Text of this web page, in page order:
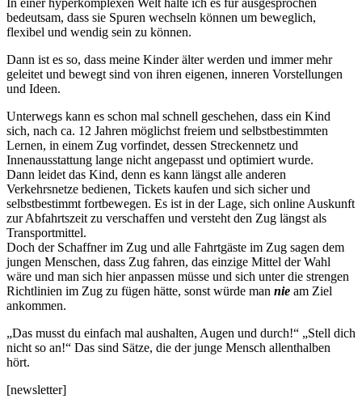
bedeutsam, dass sie Spuren wechseln können um beweglich,
flexibel und wendig sein zu können.
Dann ist es so, dass meine Kinder älter werden und immer mehr
geleitet und bewegt sind von ihren eigenen, inneren Vorstellungen
und Ideen.
Unterwegs kann es schon mal schnell geschehen, dass ein Kind
sich, nach ca. 12 Jahren möglichst freiem und selbstbestimmten
Lernen, in einem Zug vorfindet, dessen Streckennetz und
Innenausstattung lange nicht angepasst und optimiert wurde.
Dann leidet das Kind, denn es kann längst alle anderen
Verkehrsnetze bedienen, Tickets kaufen und sich sicher und
selbstbestimmt fortbewegen. Es ist in der Lage, sich online Auskunft
zur Abfahrtszeit zu verschaffen und versteht den Zug längst als
Transportmittel.
Doch der Schaffner im Zug und alle Fahrtgäste im Zug sagen dem
jungen Menschen, dass Zug fahren, das einzige Mittel der Wahl
wäre und man sich hier anpassen müsse und sich unter die strengen
Richtlinien im Zug zu fügen hätte, sonst würde man nie am Ziel
ankommen.
„Das musst du einfach mal aushalten, Augen und durch!“ „Stell dich
nicht so an!“ Das sind Sätze, die der junge Mensch allenthalben
hört.
[newsletter]